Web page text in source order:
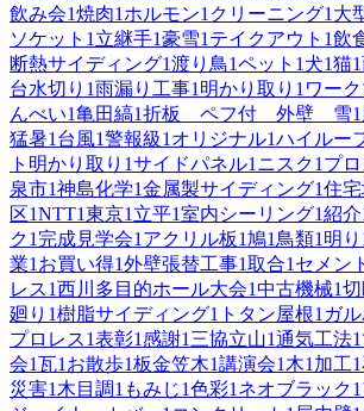
飲み会1焼肉1 ホルモン1 クリーニング1 大
ソケット 1 立継手1豪雪1 テイクアウト 1飲
断熱サイディング1渡り鳥1ペット 1 犬1猫1
台水切り 1雨漏り工事1 明かり取り 1 ワー
んべい1亀田縞1折板 ペフ付 外壁 雪1
猛暑1 台風1警報級1 オリジナル1ハイルー
ト明かり取り 1サイドパネル1 ニスク1 プロ
泉市1神島化学1金属製サイディング1住
区1NTT1東京1 立平1室内シーリング1紹介
ク1 完成見学会1 アクリル板1鳩1 鳥類1 明り
業1 お買い得1外壁張替工事1取合1 セメン
レス1西川多目的ホール大会1中古機械1
廻り 1樹脂サイディング1 トタン屋根1 ガ
プロレス1表彰1感謝1 三協立山1通気工法1
会1瓦1 お散歩1板金笠木1講演会1 木1 加工1
災害1 木目調1 もみじ1色彩1 ネオブラック1